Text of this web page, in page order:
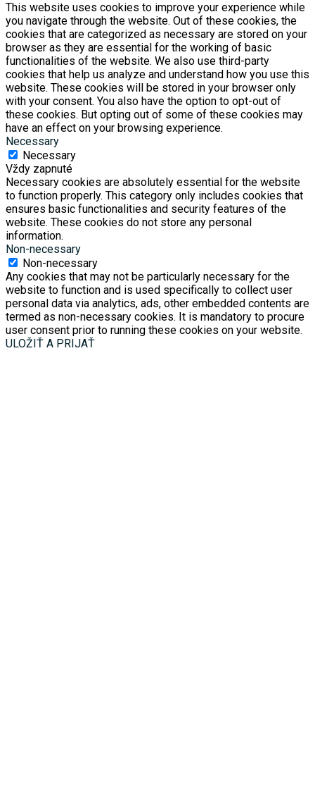
This website uses cookies to improve your experience while
you navigate through the website. Out of these cookies, the
cookies that are categorized as necessary are stored on your
browser as they are essential for the working of basic
functionalities of the website. We also use third-party
cookies that help us analyze and understand how you use this
website. These cookies will be stored in your browser only
with your consent. You also have the option to opt-out of
these cookies. But opting out of some of these cookies may
have an effect on your browsing experience.
Necessary
Necessary
Vždy zapnuté
Necessary cookies are absolutely essential for the website
to function properly. This category only includes cookies that
ensures basic functionalities and security features of the
website. These cookies do not store any personal
information.
Non-necessary
Non-necessary
Any cookies that may not be particularly necessary for the
website to function and is used specifically to collect user
personal data via analytics, ads, other embedded contents are
termed as non-necessary cookies. It is mandatory to procure
user consent prior to running these cookies on your website.
ULOŽIŤ A PRIJAŤ